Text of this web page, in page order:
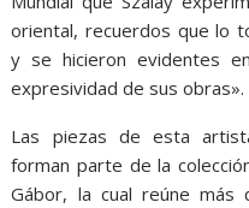
oriental, recuerdos que lo
y se hicieron evidentes
expresividad de sus obras».
Las piezas de esta
forman parte de la
Gábor, la cual reúne